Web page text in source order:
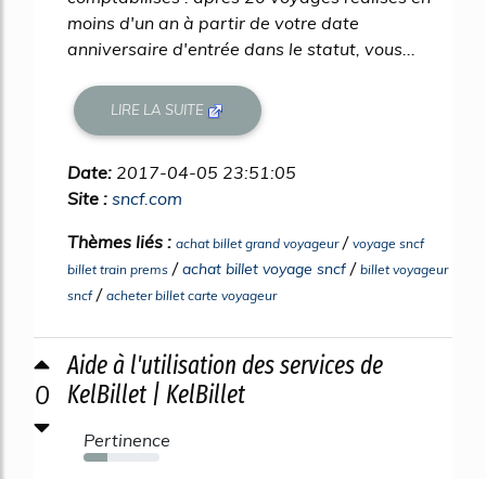
moins d'un an à partir de votre date
anniversaire d'entrée dans le statut, vous...
LIRE LA SUITE
Date: 2017-04-05 23:51:05
Site : sncf.com
Thèmes liés : achat billet grand voyageur/ voyage sncf
billet train prems /achat billet voyage sncf / billet voyageur
sncf/ acheter billet carte voyageur
0
Aide à l'utilisation des services de
KelBillet | KelBillet
Pertinence
32%